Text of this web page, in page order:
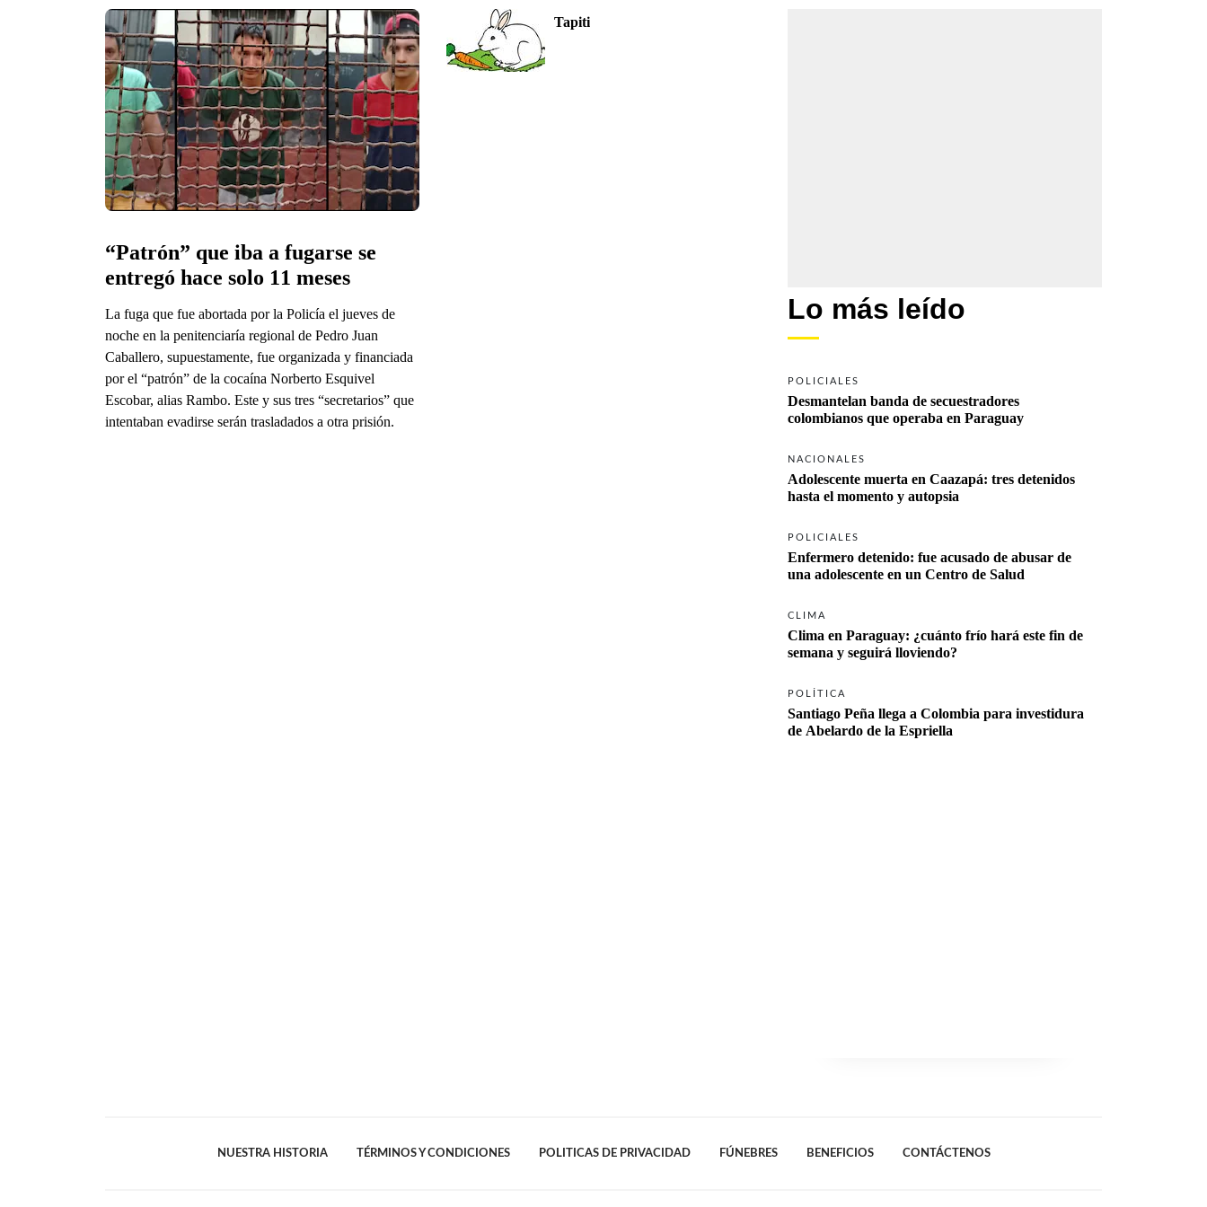
“Patrón” que iba a fugarse se
entregó hace solo 11 meses
La fuga que fue abortada por la Policía el jueves de
noche en la penitenciaría regional de Pedro Juan
Caballero, supuestamente, fue organizada y financiada
por el “patrón” de la cocaína Norberto Esquivel
Escobar, alias Rambo. Este y sus tres “secretarios” que
intentaban evadirse serán trasladados a otra prisión.
Tapiti
Lo más leído
POLICIALES
Desmantelan banda de secuestradores
colombianos que operaba en Paraguay
NACIONALES
Adolescente muerta en Caazapá: tres detenidos
hasta el momento y autopsia
POLICIALES
Enfermero detenido: fue acusado de abusar de
una adolescente en un Centro de Salud
CLIMA
Clima en Paraguay: ¿cuánto frío hará este fin de
semana y seguirá lloviendo?
POLÍTICA
Santiago Peña llega a Colombia para investidura
de Abelardo de la Espriella
NUESTRA HISTORIA TÉRMINOS Y CONDICIONES POLITICAS DE PRIVACIDAD FÚNEBRES BENEFICIOS CONTÁCTENOS